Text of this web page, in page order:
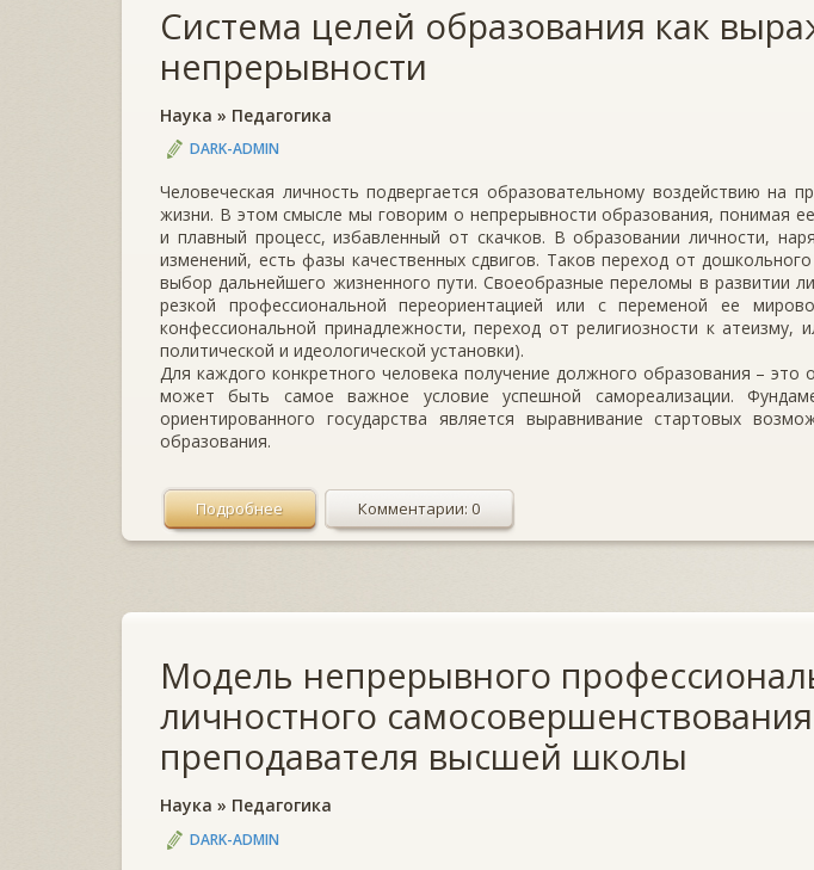
Система целей образования как
непрерывности
Наука » Педагогика
DARK-ADMIN
Человеческая личность подвергается образовательному воздействию на
жизни. В этом смысле мы говорим о непрерывности образования, понимая
и плавный процесс, избавленный от скачков. В образовании личности,
изменений, есть фазы качественных сдвигов. Таков переход от
выбор дальнейшего жизненного пути. Своеобразные переломы в развитии
резкой профессиональной переориентацией или с переменой ее
конфессиональной принадлежности, переход от религиозности к атеизму,
политической и идеологической установки).
Для каждого конкретного человека получение должного образования – это
может быть самое важное условие успешной самореализации.
ориентированного государства является выравнивание стартовых
образования.
Подробнее Комментарии: 0
Модель непрерывного
личностного самосовершенствования
преподавателя высшей школы
Наука » Педагогика
DARK-ADMIN